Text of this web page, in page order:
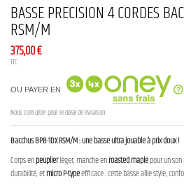
BASSE PRECISION 4 CORDES
RSM/M
375,00 €
TTC
OU PAYER EN
Nous consulter pour le délai de livraison
Bacchus BPB-1DX RSM/M : une basse ultra jouable à prix doux !
Corps enpeuplierléger, manche enroasted maplepour un
durabilité, etmicro P-typeefficace : cette basse allie style,